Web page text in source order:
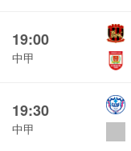
19:00
中甲
19:30
中甲